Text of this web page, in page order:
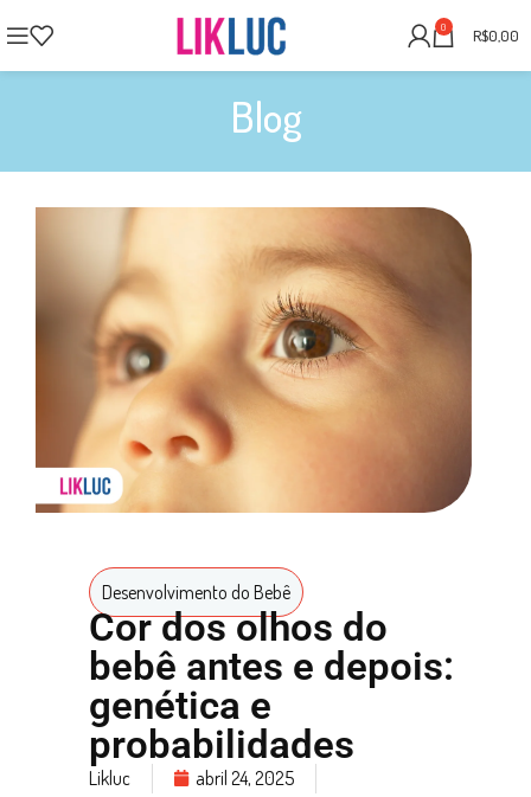
0 R$0,00
Blog
Desenvolvimento do Bebê
Cor dos olhos do
bebê antes e depois:
genética e
probabilidades
Likluc abril 24, 2025